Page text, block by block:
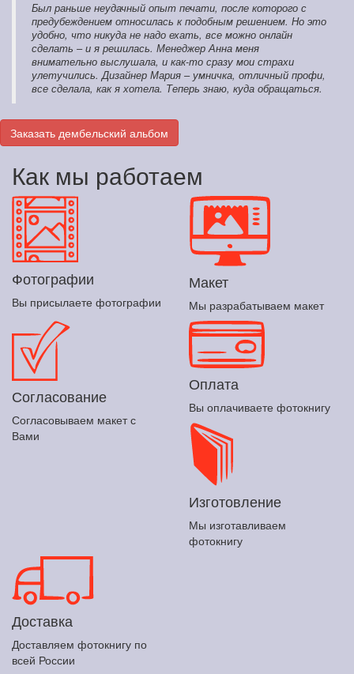
Был раньше неудачный опыт печати, после которого с
предубеждением относилась к подобным решением. Но это
удобно, что никуда не надо ехать, все можно онлайн
сделать – и я решилась. Менеджер Анна меня
внимательно выслушала, и как-то сразу мои страхи
улетучились. Дизайнер Мария – умничка, отличный профи,
все сделала, как я хотела. Теперь знаю, куда обращаться.
Заказать дембельский альбом
Как мы работаем
Фотографии
Вы присылаете фотографии
Макет
Мы разрабатываем макет
Согласование
Согласовываем макет с
Вами
Оплата
Вы оплачиваете фотокнигу
Изготовление
Мы изготавливаем
фотокнигу
Доставка
Доставляем фотокнигу по
всей России